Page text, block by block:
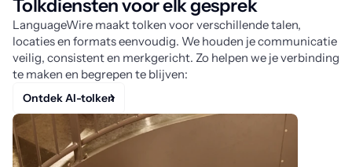
Tolkdiensten voor elk gesprek
LanguageWire maakt tolken voor verschillende talen,
locaties en formats eenvoudig. We houden je communicatie
veilig, consistent en merkgericht. Zo helpen we je verbinding
te maken en begrepen te blijven:
Ontdek AI-tolken